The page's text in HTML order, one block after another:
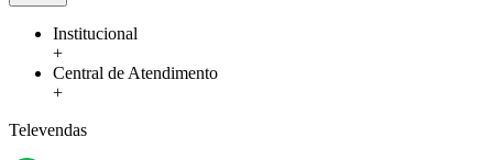
Institucional
+
Central de Atendimento
+
Televendas